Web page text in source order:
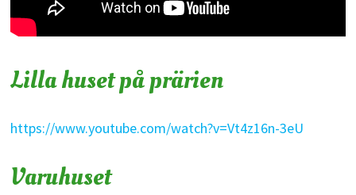
Lilla huset på prärien
https://www.youtube.com/watch?v=Vt4z16n-3eU
Varuhuset